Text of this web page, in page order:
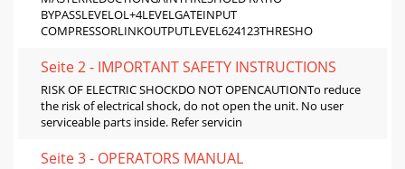
BYPASSLEVELOL+4LEVELGATEINPUT
COMPRESSORLINKOUTPUTLEVEL624123THRESHO
Seite 2 - IMPORTANT SAFETY INSTRUCTIONS
RISK OF ELECTRIC SHOCKDO NOT OPENCAUTIONTo reduce
the risk of electrical shock, do not open the unit. No user
serviceable parts inside. Refer servicin
Seite 3 - OPERATORS MANUAL